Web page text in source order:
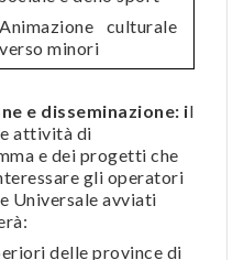
Animazione culturale
verso minori
e disseminazione: il
attività di
e dei progetti che
gli operatori
Universale avviati
delle province di